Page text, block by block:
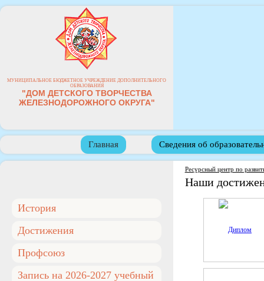
МУНИЦИПАЛЬНОЕ БЮДЖЕТНОЕ УЧРЕЖДЕНИЕ ДОПОЛНИТЕЛЬНОГО
ОБРАЗОВАНИЯ
"ДОМ ДЕТСКОГО ТВОРЧЕСТВА
ЖЕЛЕЗНОДОРОЖНОГО ОКРУГА"
Главная Сведения об
История
Достижения
Профсоюз
Запись на 2026-2027 учебный
Ресурсный центр по
Наши